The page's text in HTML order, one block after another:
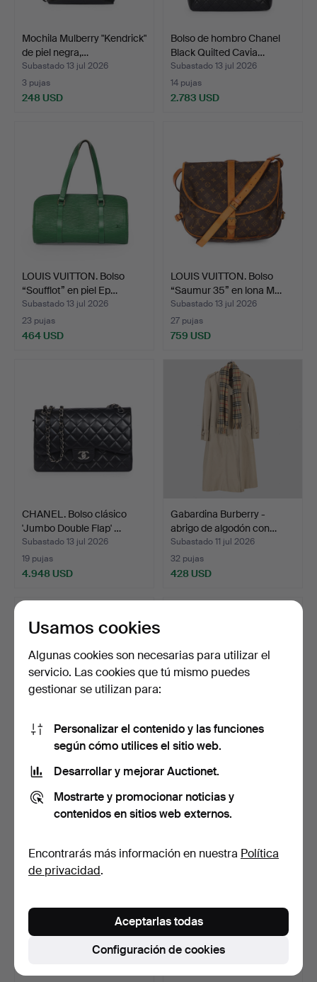
Mochila Mulberry "Kendrick"
de piel negra,…
Subastado 13 jul 2026
3 pujas
248 USD
Bolso de hombro Chanel
Black Quilted Cavia…
Subastado 13 jul 2026
14 pujas
2.783 USD
LOUIS VUITTON. Bolso
“Soufflot” en piel Ep…
Subastado 13 jul 2026
23 pujas
464 USD
LOUIS VUITTON. Bolso
“Saumur 35” en lona M…
Subastado 13 jul 2026
27 pujas
759 USD
CHANEL. Bolso clásico
'Jumbo Double Flap' …
Subastado 13 jul 2026
19 pujas
4.948 USD
Gabardina Burberry -
abrigo de algodón con…
Subastado 11 jul 2026
32 pujas
428 USD
MULBERRY. Bolso
"Bayswater" en piel "oak".…
Subastado 30 jun 2026
16 pujas
263 USD
PRADA. Bolso shopper
Vitello Daino - piel …
29 pujas
433 USD
Usamos cookies
Algunas cookies son necesarias para utilizar el
servicio. Las cookies que tú mismo puedes
gestionar se utilizan para:
Personalizar el contenido y las funciones
según cómo utilices el sitio web.
Desarrollar y mejorar Auctionet.
Mostrarte y promocionar noticias y
contenidos en sitios web externos.
Encontrarás más información en nuestra Política
de privacidad.
Configuración de cookies
Aceptarlas todas